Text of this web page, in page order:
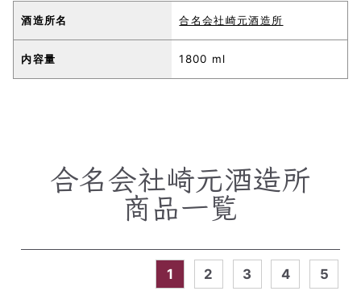
酒造所名 合名会社崎元酒造所
内容量 1800 ml
合名会社崎元酒造所
商品一覧
1 2 3 4 5